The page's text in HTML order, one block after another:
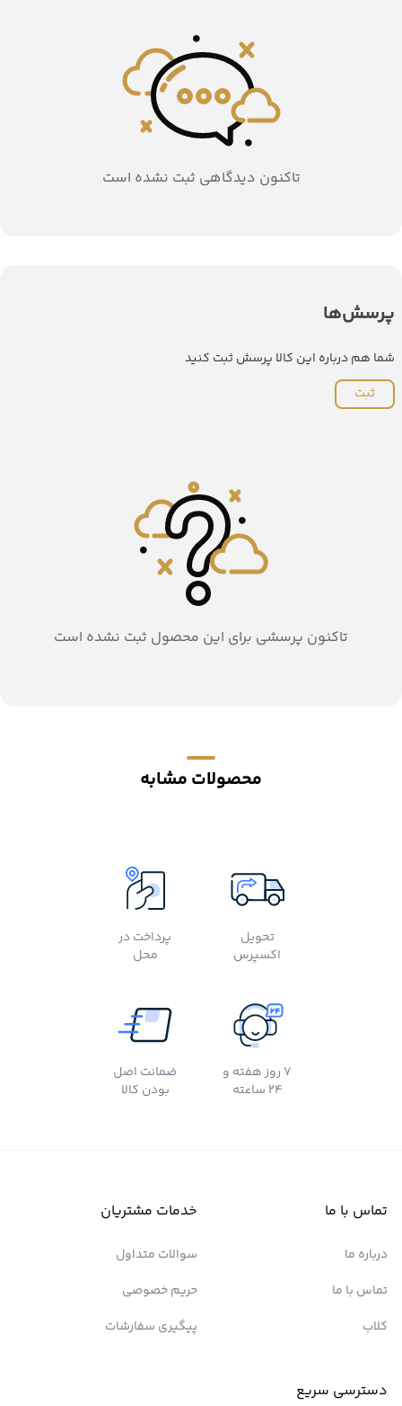
تاکنون دیدگاهی ثبت نشده است
پرسش‌ها
شما هم درباره این کالا پرسش ثبت کنید
ثبت
تاکنون پرسشی برای این محصول ثبت نشده است
محصولات مشابه
تحویل
اکسپرس
پرداخت در
محل
7 روز هفته و
24 ساعته
ضمانت اصل
بودن کالا
تماس با ما
درباره ما
تماس با ما
کلاب
خدمات مشتریان
سوالات متداول
حریم خصوصی
پیگیری سفارشات
دسترسی سریع